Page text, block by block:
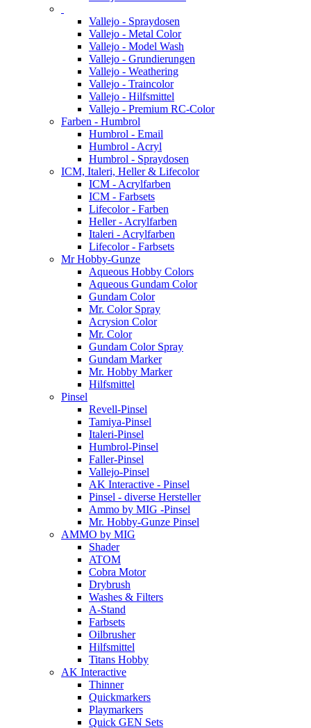
Vallejo - Spraydosen
Vallejo - Metal Color
Vallejo - Model Wash
Vallejo - Grundierungen
Vallejo - Weathering
Vallejo - Traincolor
Vallejo - Hilfsmittel
Vallejo - Premium RC-Color
Farben - Humbrol
Humbrol - Email
Humbrol - Acryl
Humbrol - Spraydosen
ICM, Italeri, Heller & Lifecolor
ICM - Acrylfarben
ICM - Farbsets
Lifecolor - Farben
Heller - Acrylfarben
Italeri - Acrylfarben
Lifecolor - Farbsets
Mr Hobby-Gunze
Aqueous Hobby Colors
Aqueous Gundam Color
Gundam Color
Mr. Color Spray
Acrysion Color
Mr. Color
Gundam Color Spray
Gundam Marker
Mr. Hobby Marker
Hilfsmittel
Pinsel
Revell-Pinsel
Tamiya-Pinsel
Italeri-Pinsel
Humbrol-Pinsel
Faller-Pinsel
Vallejo-Pinsel
AK Interactive - Pinsel
Pinsel - diverse Hersteller
Ammo by MIG -Pinsel
Mr. Hobby-Gunze Pinsel
AMMO by MIG
Shader
ATOM
Cobra Motor
Drybrush
Washes & Filters
A-Stand
Farbsets
Oilbrusher
Hilfsmittel
Titans Hobby
AK Interactive
Thinner
Quickmarkers
Playmarkers
Quick GEN Sets